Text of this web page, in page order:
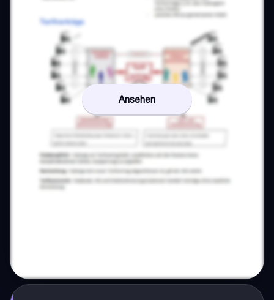
Ansehen